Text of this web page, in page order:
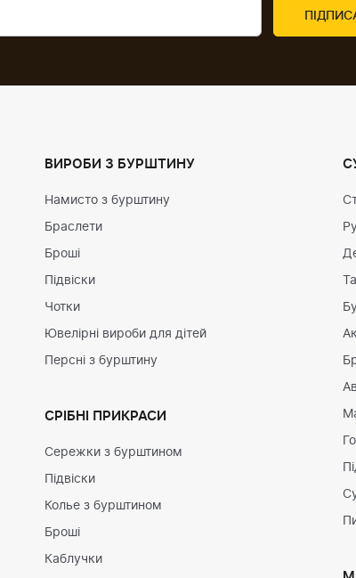
ВИРОБИ З БУРШТИНУ
Намисто з бурштину
Браслети
Броші
Підвіски
Чотки
Ювелірні вироби для дітей
Персні з бурштину
СРІБНІ ПРИКРАСИ
Сережки з бурштином
Підвіски
Колье з бурштином
Броші
Каблучки